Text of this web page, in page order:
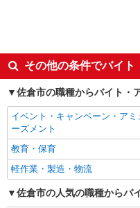
即日勤務OK
Web面接OK
ミドル（40代～）活躍中
語学力を活かせる（英語以外）
ボーナス・賞与あり
日払い
10時～勤務OK
ネイルOK
その他の条件でバイト
佐倉市の職種からバイト・
イベント・キャンペーン・アミ
ーズメント
教育・保育
軽作業・製造・物流
佐倉市の人気の職種からバ